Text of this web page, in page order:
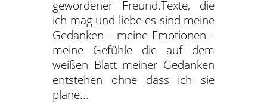
gewordener Freund.Texte, die
ich mag und liebe es sind meine
Gedanken - meine Emotionen -
meine Gefühle die auf dem
weißen Blatt meiner Gedanken
entstehen ohne dass ich sie
plane...